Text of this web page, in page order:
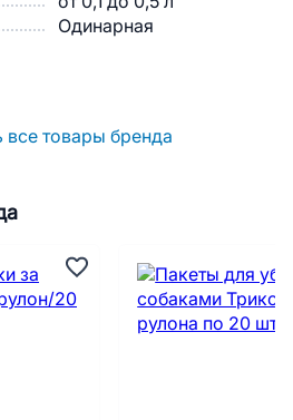
Одинарная
все товары бренда